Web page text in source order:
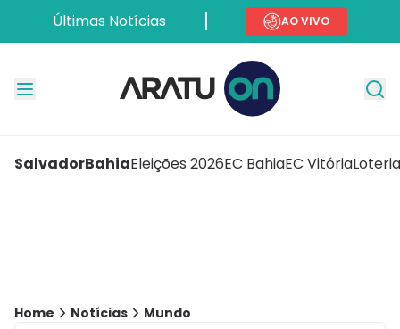
Últimas Notícias AO VIVO
SalvadorBahiaEleições 2026EC BahiaEC Vitória
Home Notícias Mundo